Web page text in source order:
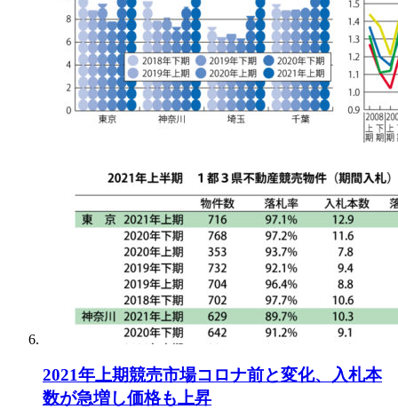
2021年上期競売市場コロナ前と変化、入札本
数が急増し価格も上昇